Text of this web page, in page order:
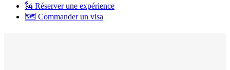
🗽 Réserver une expérience
🗺 Commander un visa